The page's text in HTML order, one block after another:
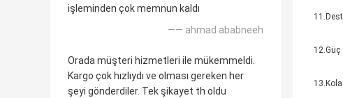
işleminden çok memnun kaldı
—— ahmad ababneeh
Orada müşteri hizmetleri ile mükemmeldi.
Kargo çok hızlıydı ve olması gereken her
şeyi gönderdiler. Tek şikayet th oldu